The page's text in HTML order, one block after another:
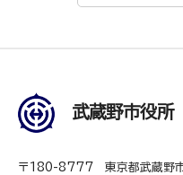
武蔵野市役所
〒180-8777 東京都武蔵野